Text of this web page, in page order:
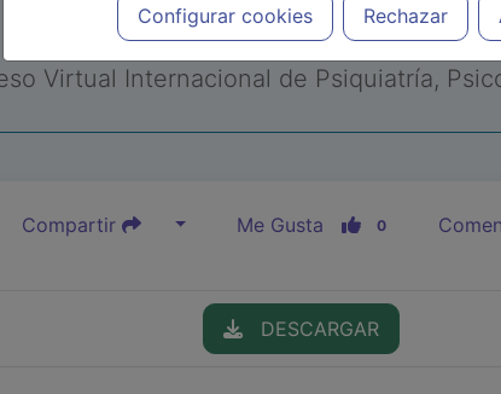
Configurar cookies Rechazar
Virtual Internacional de Psiquiatría,
Compartir Me Gusta 0
DESCARGAR